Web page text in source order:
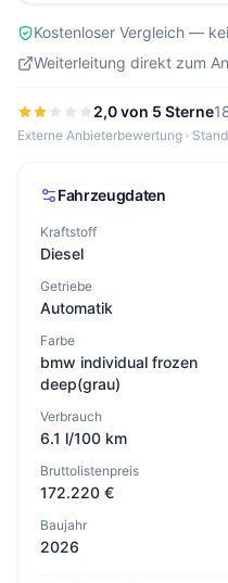
Kostenloser Vergleich —
Weiterleitung direkt zum
2,0 von 5 Sterne
Externe Anbieterbewertung ·
Fahrzeugdaten
Kraftstoff
Diesel
Getriebe
Automatik
Farbe
bmw individual frozen
deep(grau)
Verbrauch
6.1 l/100 km
Bruttolistenpreis
172.220 €
Baujahr
2026